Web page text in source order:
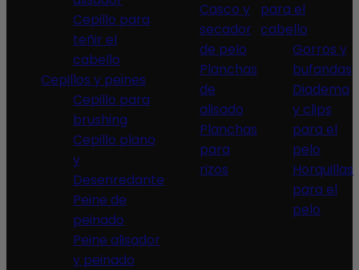
Cepillo para
teñir el
cabello
Cepillos y peines
Cepillo para
brushing
Cepillo plano
y
Desenredante
Peine de
peinado
Peine alisador
y peinado
Casco y
secador
de pelo
Planchas
de
alisado
Planchas
para
rizos
para el
cabello
Gorros y
bufandas
Diadema
y clips
para el
pelo
Horquillas
para el
pelo